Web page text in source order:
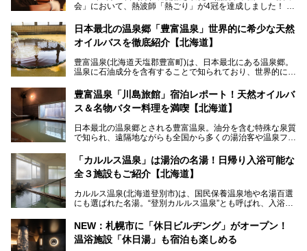
会」において、熱波師「熱ごり」が4冠を達成しました！
動拠点である北海道の銭湯「湯屋・サーモン」にて、メンズ
スキンケアブランド バルクオムの「ONE DAY KIT」を数量
限定でプレゼントいたします。
で、ぜひお試しください。※6月13日配布開始、なくなり次
第終了
───
提供元：株式会社バルクオム【PR】
この記事は株式会社バルクオム商品のPR記事です。
日本最北の温泉郷「豊富温泉」世界的に希少な天然
オイルバスを徹底紹介【北海道】
豊富温泉(北海道天塩郡豊富町)は、日本最北にある温泉郷。
温泉に石油成分を含有することで知られており、世界的にも
に特効があると言われ、遠隔地ながらも全国から湯治・療養
目的で多くの人々が訪れます。
地体験し、独自の視点で豊富温泉の“天然オイルバス”をレポ
ート。温泉地概要や日帰り入浴施設をはじめ、宿泊施設・ア
豊富温泉「川島旅館」宿泊レポート！天然オイルバ
ス＆名物バター料理を満喫【北海道】
日本最北の温泉郷とされる豊富温泉。油分を含む特殊な泉質
で知られ、遠隔地ながらも全国から多くの湯治客や温泉ファ
「川島旅館」は、豊富温泉の開湯当初から営業する老舗旅
館。とりわけ温泉の良さと名物のバター料理に定評があり、
の温泉や料理をはじめ、パブリックスペース・客室など宿の
全貌を徹底的にご紹介します！
「カルルス温泉」は湯治の名湯！日帰り入浴可能な
全３施設もご紹介【北海道】
カルルス温泉(北海道登別市)は、国民保養温泉地や名湯百選
にも選ばれた名湯。“登別カルルス温泉”とも呼ばれ、入浴剤
豊かな登別温泉とは対照的な存在で、今も湯治場的な要素が
残る閑静な温泉地です。
NEW：札幌市に「休日ビルヂング」がオープン！
温浴施設「休日湯」も宿泊も楽しめる